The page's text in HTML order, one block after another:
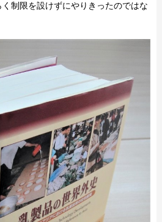
制限を設けずにやりきったのではな